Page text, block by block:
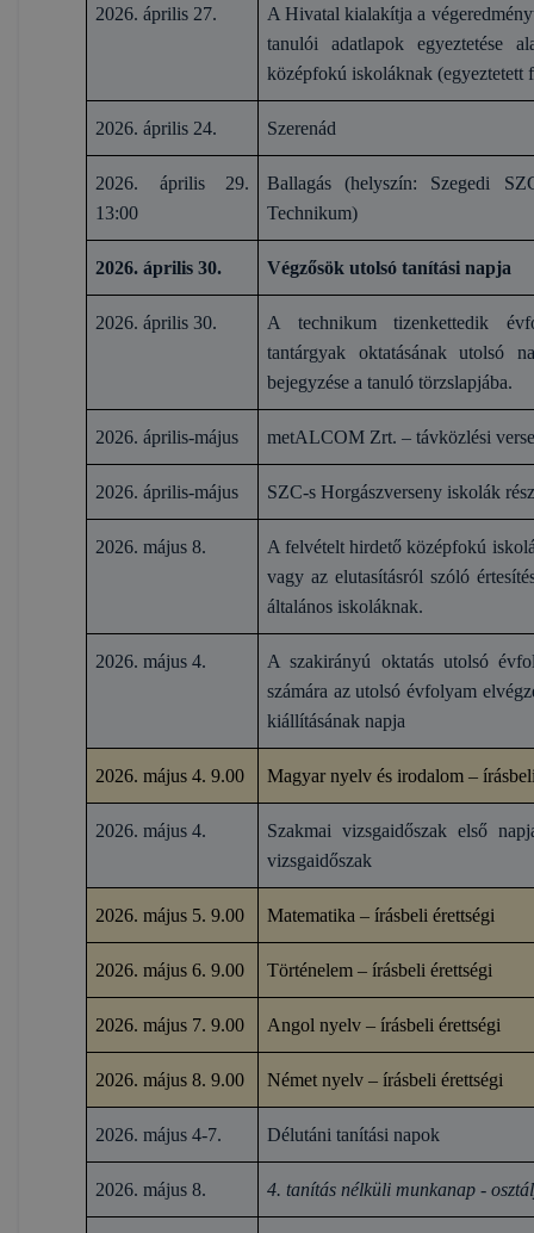
2026. április 27.
A Hivatal kialakítja a
tanulói adatlapok egyeztetése
középfokú iskoláknak (egyeztetett
2026. április 24. Szerenád
2026. április 29.
13:00
Ballagás (helyszín: Szegedi
Technikum)
2026. április 30. Végzősök utolsó tanítási napja
2026. április 30.
A technikum tizenkettedik
tantárgyak oktatásának utolsó
bejegyzése a tanuló törzslapjába.
2026. április-május metALCOM Zrt. – távközlési
2026. április-május SZC-s Horgászverseny iskolák
2026. május 8.
A felvételt hirdető középfokú
vagy az elutasításról szóló
általános iskoláknak.
2026. május 4.
A szakirányú oktatás utolsó
számára az utolsó évfolyam
kiállításának napja
2026. május 4. 9.00 Magyar nyelv és irodalom –
2026. május 4.
Szakmai vizsgaidőszak első
vizsgaidőszak
2026. május 5. 9.00 Matematika – írásbeli érettségi
2026. május 6. 9.00 Történelem – írásbeli érettségi
2026. május 7. 9.00 Angol nyelv – írásbeli érettségi
2026. május 8. 9.00 Német nyelv – írásbeli érettségi
2026. május 4-7. Délutáni tanítási napok
2026. május 8. 4. tanítás nélküli munkanap -